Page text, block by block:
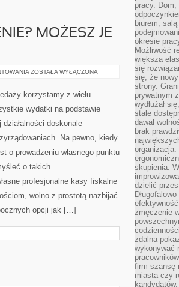
MOŻESZ JE
NIEODPOWIEDNIE
WYPOWIEDZIEĆ
ZOSTAŁA WYŁĄCZONA
korzystamy z wielu
wydatki na podstawie
doskonale
Na pewno, kiedy
o prowadzeniu własnego punktu
o takich
profesjonalne kasy fiskalne
wolno z prostotą nazbijać
opcji jak […]
pracy. Dom,
biurem,
okresie
Możliwość
większa
się
się, że
strony.
prywatnym
wydłużał
stale
dawał
brak
skupienia.
dzielić
zmęczenie
zdalna
wykonywać
firm szansę
miasta czy